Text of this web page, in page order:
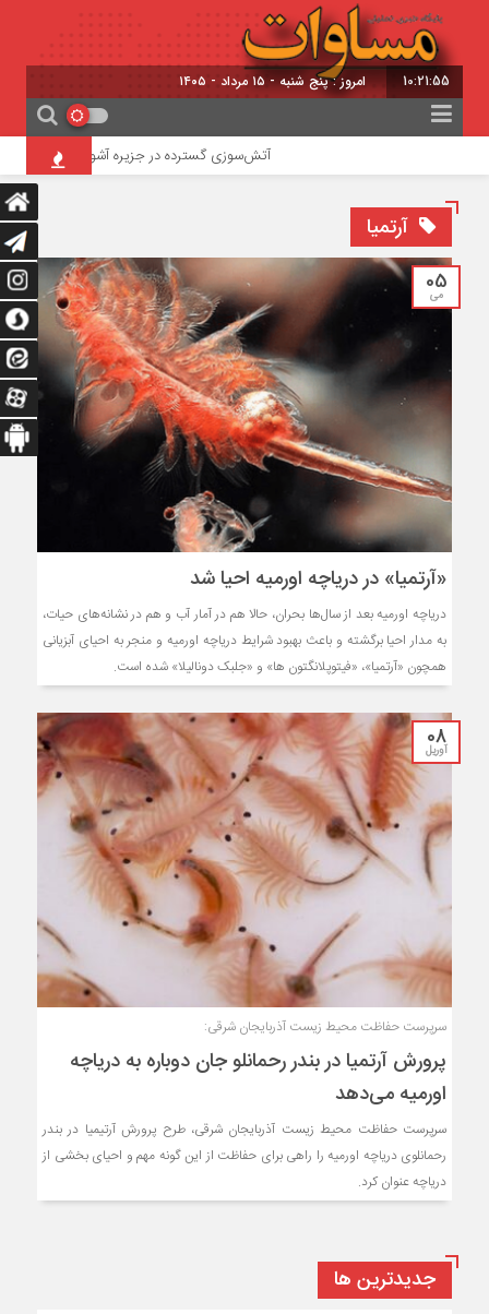
10:21:55 امروز : پنج شنبه - ۱۵ مرداد - ۱۴۰۵
آتش‌سوزی گسترده در جزیره آشوراده / امدادرسانی
آرتمیا
05
می
«آرتمیا» در دریاچه اورمیه احیا شد
دریاچه اورمیه بعد از سال‌ها بحران، حالا هم در آمار آب و هم در نشانه‌های حیات،
به مدار احیا برگشته و باعث بهبود شرایط دریاچه اورمیه و منجر به احیای آبزیانی
همچون «آرتمیا»، «فیتوپلانگتون ها» و «جلبک دونالیلا» شده است.
08
آوریل
سرپرست حفاظت محیط زیست آذربایجان شرقی:
پرورش آرتمیا در بندر رحمانلو جان دوباره به دریاچه
اورمیه می‌دهد
سرپرست حفاظت محیط زیست آذربایجان شرقی، طرح پرورش آرتیمیا در بندر
رحمانلوی دریاچه اورمیه را راهی برای حفاظت از این گونه مهم و احیای بخشی از
دریاچه عنوان کرد.
جديدترين ها